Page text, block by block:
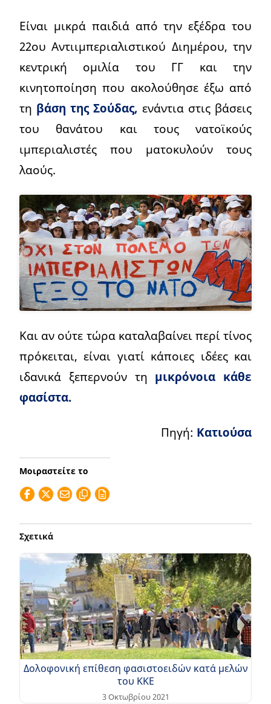
Είναι μικρά παιδιά από την εξέδρα του
22ου Αντιιμπεριαλιστικού Διημέρου, την
κεντρική ομιλία του ΓΓ και την
κινητοποίηση που ακολούθησε έξω από
τη βάση της Σούδας, ενάντια στις βάσεις
του θανάτου και τους νατοϊκούς
ιμπεριαλιστές που ματοκυλούν τους
λαούς.
Και αν ούτε τώρα καταλαβαίνει περί τίνος
πρόκειται, είναι γιατί κάποιες ιδέες και
ιδανικά ξεπερνούν τη μικρόνοια κάθε
φασίστα.
Πηγή: Κατιούσα
Μοιραστείτε το
Σχετικά
Δολοφονική επίθεση φασιστοειδών κατά μελών
του ΚΚΕ
3 Οκτωβρίου 2021